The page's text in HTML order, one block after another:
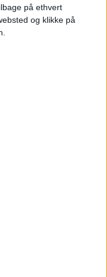
på ethvert
og klikke på